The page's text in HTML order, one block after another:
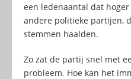
een ledenaantal dat
andere politieke partijen,
stemmen haalden.
Zo zat de partij snel met
probleem. Hoe kan het